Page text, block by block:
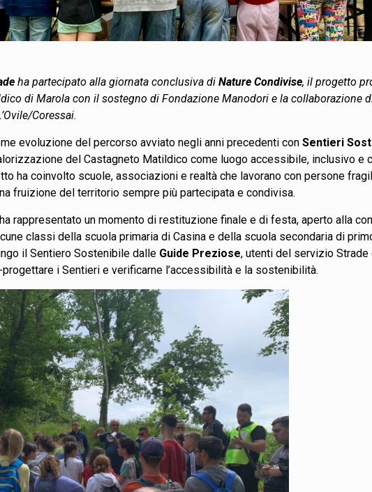
ha partecipato alla giornata conclusiva diNature Condivise, il progetto
di Marola con il sostegno di Fondazione Manodori e la collaborazione
Coressai.
evoluzione del percorso avviato negli anni precedenti conSentieri
del Castagneto Matildico come luogo accessibile, inclusivo e
ha coinvolto scuole, associazioni e realtà che lavorano con persone
fruizione del territorio sempre più partecipata e condivisa.
rappresentato un momento di restituzione finale e di festa, aperto alla
classi della scuola primaria di Casina e della scuola secondaria di
il Sentiero Sostenibile dalle Guide Preziose, utenti del servizio Strade
i Sentieri e verificarne l’accessibilità e la sostenibilità.